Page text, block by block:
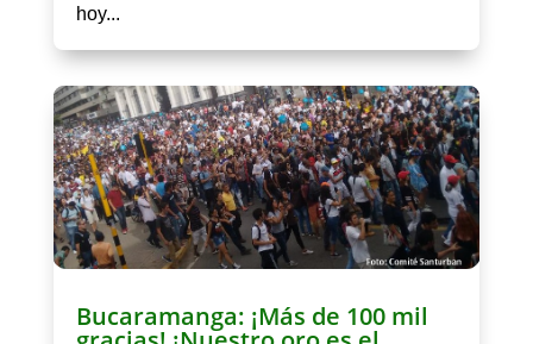
hoy...
Bucaramanga: ¡Más de 100 mil